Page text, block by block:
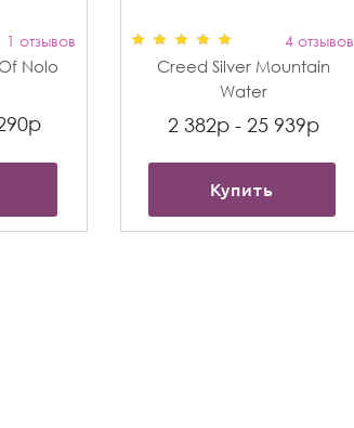
1 отзывов
Nolo
4 отзывов
Creed Silver Mountain
Water
2 382р - 25 939р
Купить